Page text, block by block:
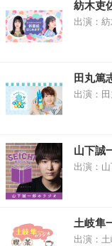
紡木吏
出演：
田丸篤
出演：
山下誠
出演：
土岐隼
出演：